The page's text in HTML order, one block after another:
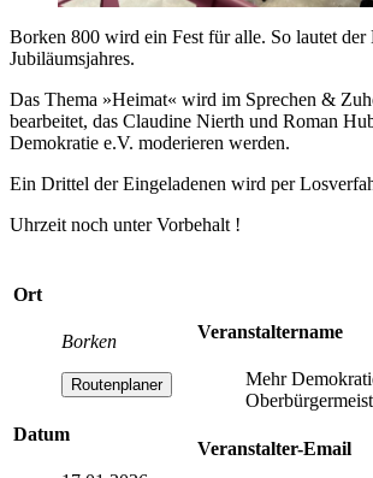
Borken 800 wird ein Fest für alle. So lautet der
Jubiläumsjahres.
Das Thema »Heimat« wird im Sprechen &
bearbeitet, das Claudine Nierth und Roman
Demokratie e.V. moderieren werden.
Ein Drittel der Eingeladenen wird per
Uhrzeit noch unter Vorbehalt !
Ort
Borken
Routenplaner
Datum
Veranstaltername
Mehr
Veranstalter-Email